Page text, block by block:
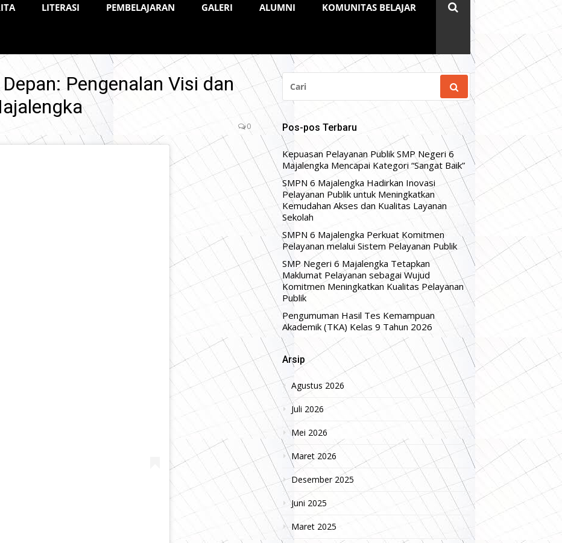
LITERASI PEMBELAJARAN GALERI ALUMNI KOMUNITAS BELAJAR
Pengenalan Visi dan
0
CARI
UNTUK:
Pos-pos Terbaru
Kepuasan Pelayanan Publik SMP Negeri 6
Majalengka Mencapai Kategori “Sangat Baik”
SMPN 6 Majalengka Hadirkan Inovasi
Pelayanan Publik untuk Meningkatkan
Kemudahan Akses dan Kualitas Layanan
Sekolah
SMPN 6 Majalengka Perkuat Komitmen
Pelayanan melalui Sistem Pelayanan Publik
SMP Negeri 6 Majalengka Tetapkan
Maklumat Pelayanan sebagai Wujud
Komitmen Meningkatkan Kualitas Pelayanan
Publik
Pengumuman Hasil Tes Kemampuan
Akademik (TKA) Kelas 9 Tahun 2026
Arsip
Agustus 2026
Juli 2026
Mei 2026
Maret 2026
Desember 2025
Juni 2025
Maret 2025